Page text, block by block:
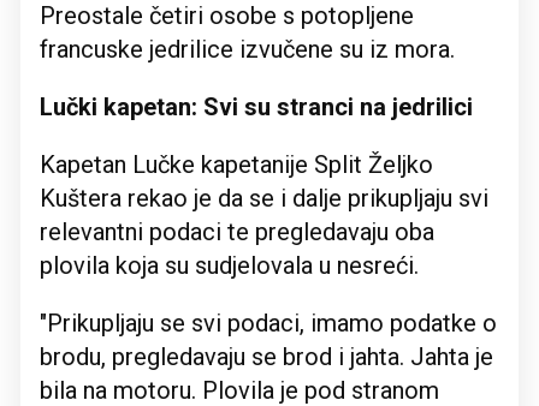
Preostale četiri osobe s potopljene
francuske jedrilice izvučene su iz mora.
Lučki kapetan: Svi su stranci na jedrilici
Kapetan Lučke kapetanije Split Željko
Kuštera rekao je da se i dalje prikupljaju svi
relevantni podaci te pregledavaju oba
plovila koja su sudjelovala u nesreći.
"Prikupljaju se svi podaci, imamo podatke o
brodu, pregledavaju se brod i jahta. Jahta je
bila na motoru. Plovila je pod stranom